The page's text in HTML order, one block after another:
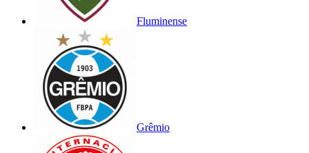
Fluminense
Grêmio